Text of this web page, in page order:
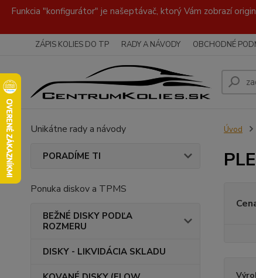
Funkcia "konfigurátor" je našeptávač, ktorý Vám zobrazí
ZÁPIS KOLIES DO TP RADY A NÁVODY OBCHODNÉ
Unikátne rady a návody
PORADÍME TI
Ponuka diskov a TPMS
BEŽNÉ DISKY PODĽA
ROZMERU
DISKY - LIKVIDÁCIA SKLADU
Úvod